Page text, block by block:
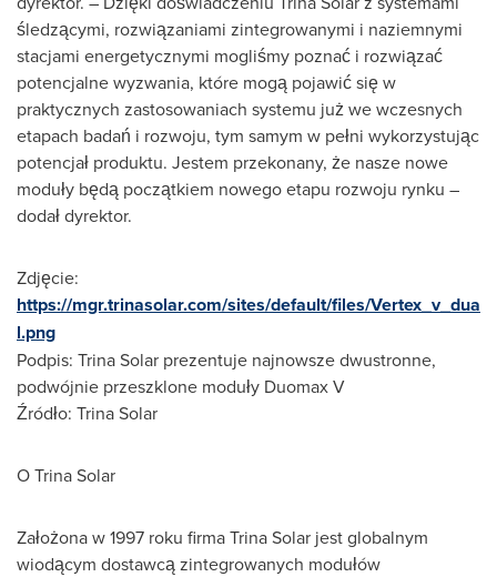
śledzącymi, rozwiązaniami zintegrowanymi i naziemnymi
stacjami energetycznymi mogliśmy poznać i rozwiązać
potencjalne wyzwania, które mogą pojawić się w
praktycznych zastosowaniach systemu już we wczesnych
etapach badań i rozwoju, tym samym w pełni wykorzystując
potencjał produktu. Jestem przekonany, że nasze nowe
moduły będą początkiem nowego etapu rozwoju rynku –
dodał dyrektor.
Zdjęcie:
https://mgr.trinasolar.com/sites/default/files/Vertex_v_dua
l.png
Podpis: Trina Solar prezentuje najnowsze dwustronne,
podwójnie przeszklone moduły Duomax V
Źródło: Trina Solar
OTrina Solar
Założona w 1997 roku firmaTrina Solar jest globalnym
wiodącym dostawcą zintegrowanych modułów